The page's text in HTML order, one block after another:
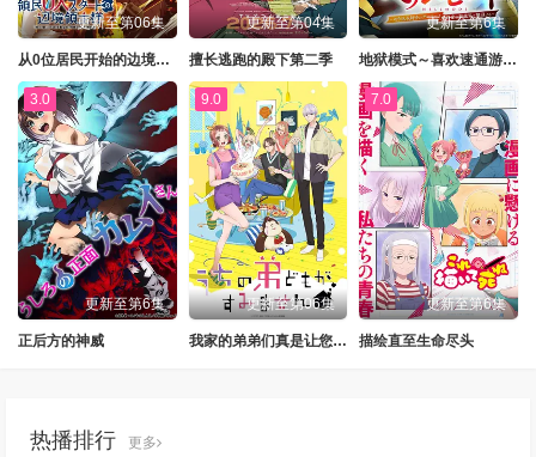
更新至第06集
从0位居民开始的边境领主大人
更新至第04集
擅长逃跑的殿下第二季
更新至第6集
地狱模式～喜欢速通游戏的玩家在废设定异世界无双～第二季
3.0
更新至第6集
正后方的神威
9.0
更新至第06集
我家的弟弟们真是让您费心了
7.0
更新至第6集
描绘直至生命尽头
热播排行 更多